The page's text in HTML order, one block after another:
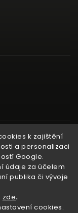
k zajištění
a personalizaci
Google.
údaje za účelem
publika či vývoje
zde.
cookies.
neunikne!